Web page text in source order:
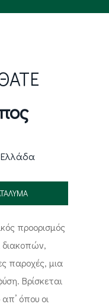
προορισμός
διακοπών,
παροχές, μια
Βρίσκεται
όπου οι